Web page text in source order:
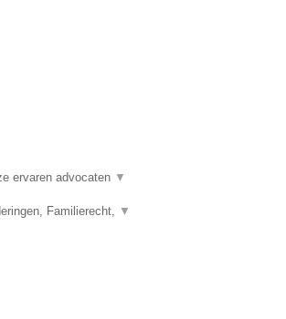
ervaren advocaten ▼
Familierecht, ▼